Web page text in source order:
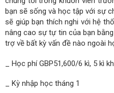
bạn sẽ sống và học tập với sự
sẽ giúp bạn thích nghi với hệ
nâng cao sự tự tin của bạn
trợ về bất kỳ vấn đề nào ngoài
_ Học phí GBP51,600/6 kì, 5 kì
_ Kỳ nhập học tháng 1